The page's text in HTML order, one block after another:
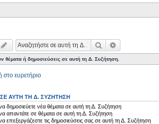
Αναζήτηση
θέματα ή δημοσιεύσεις σε αυτή τη Δ. Συζήτηση.
στο ευρετήριο
ΑΥΤΉ ΤΗ Δ. ΣΥΖΉΤΗΣΗ
δημοσιεύετε νέα θέματα σε αυτή τη Δ. Συζήτηση
απαντάτε σε θέματα σε αυτή τη Δ. Συζήτηση
επεξεργάζεστε τις δημοσιεύσεις σας σε αυτή τη Δ. Συζήτηση